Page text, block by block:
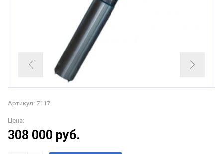
Артикул: 7117
Цена:
308 000 руб.